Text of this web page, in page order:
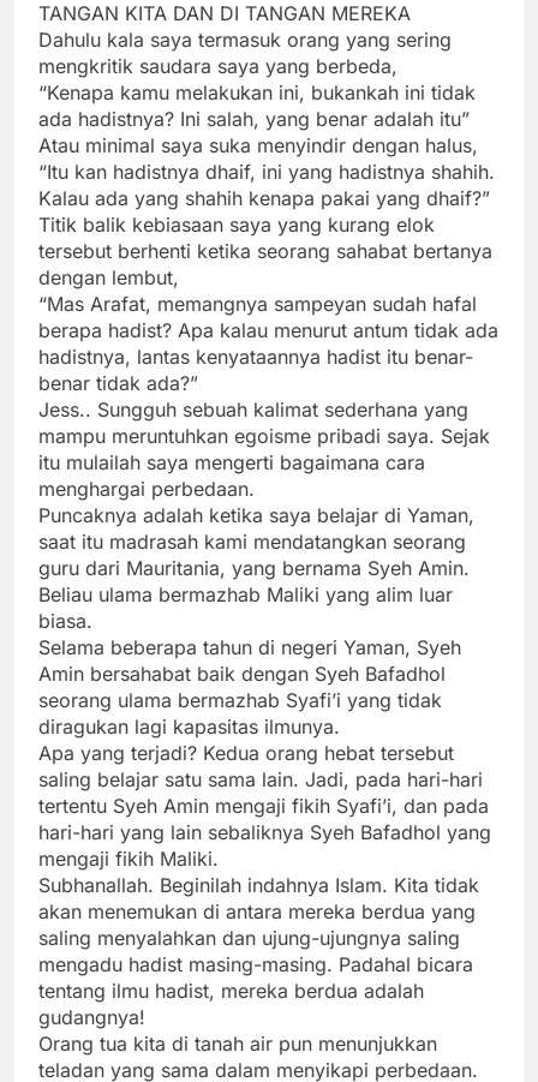
TANGAN KITA DAN DI TANGAN MEREKA
Dahulu kala saya termasuk orang yang sering
mengkritik saudara saya yang berbeda,
“Kenapa kamu melakukan ini, bukankah ini tidak
ada hadistnya? Ini salah, yang benar adalah itu”
Atau minimal saya suka menyindir dengan halus,
“Itu kan hadistnya dhaif, ini yang hadistnya shahih.
Kalau ada yang shahih kenapa pakai yang dhaif?”
Titik balik kebiasaan saya yang kurang elok
tersebut berhenti ketika seorang sahabat bertanya
dengan lembut,
“Mas Arafat, memangnya sampeyan sudah hafal
berapa hadist? Apa kalau menurut antum tidak ada
hadistnya, lantas kenyataannya hadist itu benar-
benar tidak ada?”
Jess.. Sungguh sebuah kalimat sederhana yang
mampu meruntuhkan egoisme pribadi saya. Sejak
itu mulailah saya mengerti bagaimana cara
menghargai perbedaan.
Puncaknya adalah ketika saya belajar di Yaman,
saat itu madrasah kami mendatangkan seorang
guru dari Mauritania, yang bernama Syeh Amin.
Beliau ulama bermazhab Maliki yang alim luar
biasa.
Selama beberapa tahun di negeri Yaman, Syeh
Amin bersahabat baik dengan Syeh Bafadhol
seorang ulama bermazhab Syafi’i yang tidak
diragukan lagi kapasitas ilmunya.
Apa yang terjadi? Kedua orang hebat tersebut
saling belajar satu sama lain. Jadi, pada hari-hari
tertentu Syeh Amin mengaji fikih Syafi’i, dan pada
hari-hari yang lain sebaliknya Syeh Bafadhol yang
mengaji fikih Maliki.
Subhanallah. Beginilah indahnya Islam. Kita tidak
akan menemukan di antara mereka berdua yang
saling menyalahkan dan ujung-ujungnya saling
mengadu hadist masing-masing. Padahal bicara
tentang ilmu hadist, mereka berdua adalah
gudangnya!
Orang tua kita di tanah air pun menunjukkan
teladan yang sama dalam menyikapi perbedaan.